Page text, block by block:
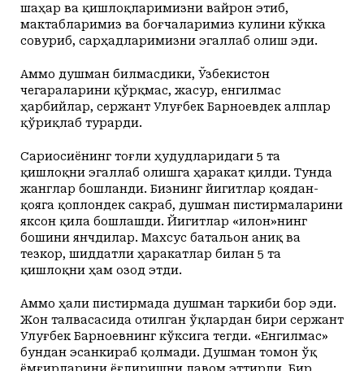
шаҳар ва қишлоқларимизни вайрон этиб,
мактабларимиз ва боғчаларимиз кулини кўкка
совуриб, сарҳадларимизни эгаллаб олиш эди.
Аммо душман билмасдики, Ўзбекистон
чегараларини қўрқмас, жасур, енгилмас
ҳарбийлар, сержант Улуғбек Барноевдек алплар
қўриқлаб турарди.
Сариосиёнинг тоғли ҳудудларидаги 5 та
қишлоқни эгаллаб олишга ҳаракат қилди. Тунда
жанглар бошланди. Бизнинг йигитлар қоядан-
қояга қоплондек сакраб, душман пистирмаларини
яксон қила бошлашди. Йигитлар «илон»нинг
бошини янчдилар. Махсус батальон аниқ ва
тезкор, шиддатли ҳаракатлар билан 5 та
қишлоқни ҳам озод этди.
Аммо ҳали пистирмада душман таркиби бор эди.
Жон талвасасида отилган ўқлардан бири сержант
Улуғбек Барноевнинг кўксига тегди. «Енгилмас»
бундан эсанкираб қолмади. Душман томон ўқ